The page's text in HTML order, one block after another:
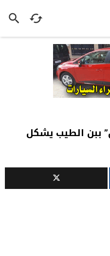
ببن الطيب يشكل